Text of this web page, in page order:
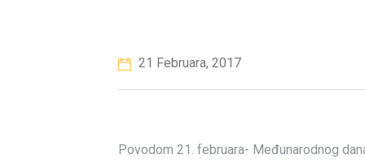
21 Februara, 2017
Povodom 21. februara- Međunarodnog